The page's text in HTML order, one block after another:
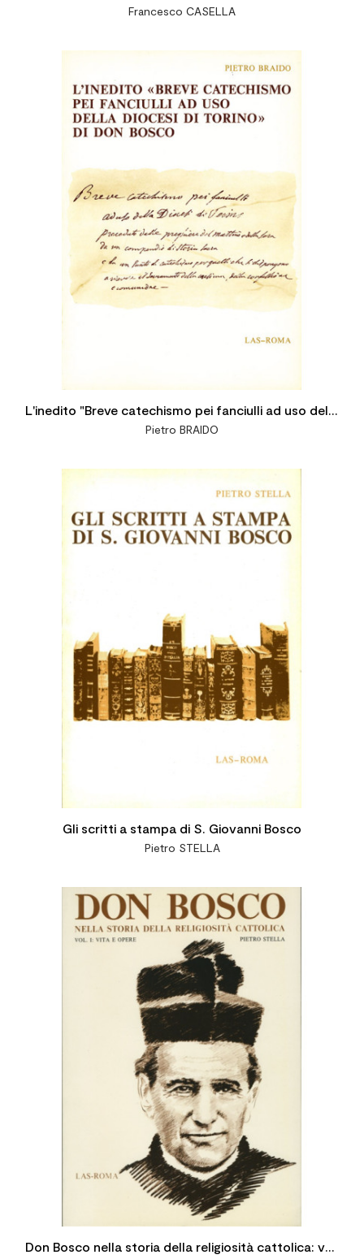
(1860-1878)
Francesco CASELLA
L'inedito "Breve catechismo pei fanciulli ad uso della
Diocesi di Torino" di don Bosco
Pietro BRAIDO
Gli scritti a stampa di S. Giovanni Bosco
Pietro STELLA
Don Bosco nella storia della religiosità cattolica: vol.